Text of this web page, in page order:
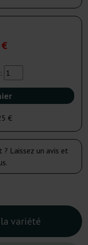
€
€
? Laissez un avis et
variété